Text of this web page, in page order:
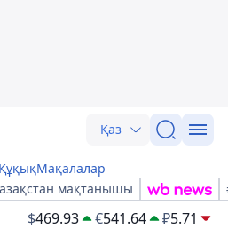
Қаз
ҚұқықМақалалар
мақтанышы
$469.93 €541.64 ₽5.71